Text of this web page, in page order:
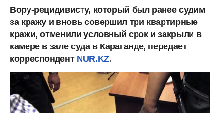
Вору-рецидивисту, который был ранее судим
за кражу и вновь совершил три квартирные
кражи, отменили условный срок и закрыли в
камере в зале суда в Караганде, передает
корреспондент NUR.KZ.